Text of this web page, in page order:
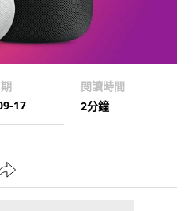
17
閱讀時間
2分鐘